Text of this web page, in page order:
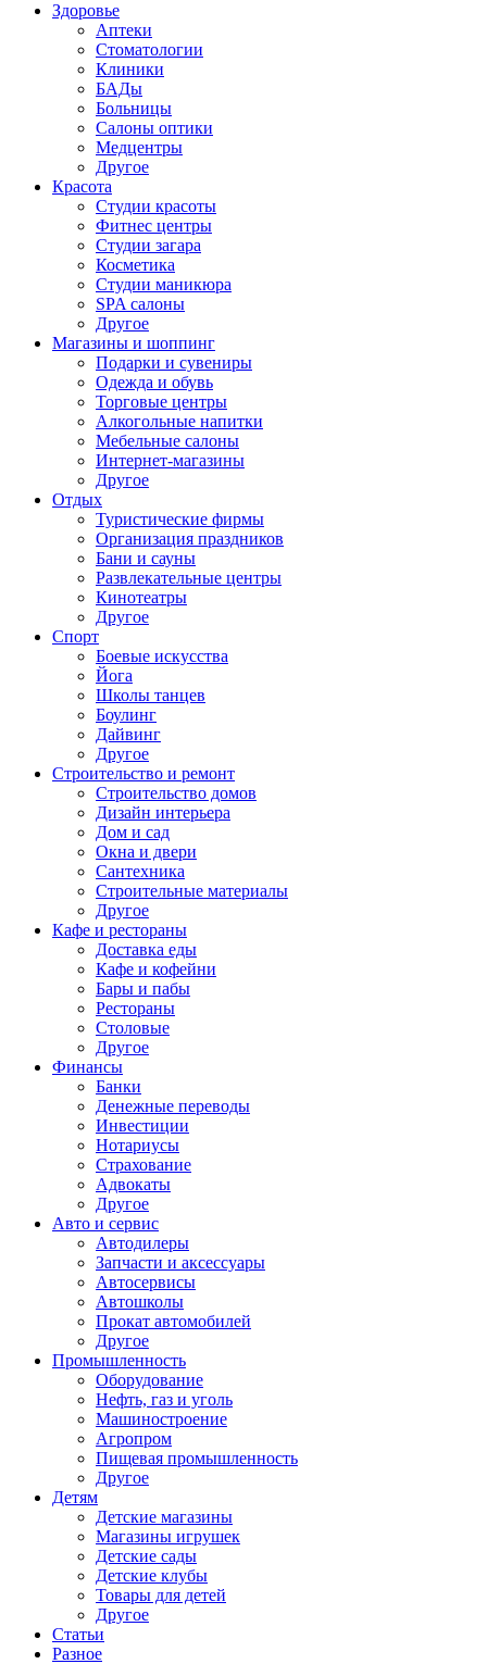
Здоровье
Аптеки
Стоматологии
Клиники
БАДы
Больницы
Салоны оптики
Медцентры
Другое
Красота
Студии красоты
Фитнес центры
Студии загара
Косметика
Студии маникюра
SPA салоны
Другое
Магазины и шоппинг
Подарки и сувениры
Одежда и обувь
Торговые центры
Алкогольные напитки
Мебельные салоны
Интернет-магазины
Другое
Отдых
Туристические фирмы
Организация праздников
Бани и сауны
Развлекательные центры
Кинотеатры
Другое
Спорт
Боевые искусства
Йога
Школы танцев
Боулинг
Дайвинг
Другое
Строительство и ремонт
Строительство домов
Дизайн интерьера
Дом и сад
Окна и двери
Сантехника
Строительные материалы
Другое
Кафе и рестораны
Доставка еды
Кафе и кофейни
Бары и пабы
Рестораны
Столовые
Другое
Финансы
Банки
Денежные переводы
Инвестиции
Нотариусы
Страхование
Адвокаты
Другое
Авто и сервис
Автодилеры
Запчасти и аксессуары
Автосервисы
Автошколы
Прокат автомобилей
Другое
Промышленность
Оборудование
Нефть, газ и уголь
Машиностроение
Агропром
Пищевая промышленность
Другое
Детям
Детские магазины
Магазины игрушек
Детские сады
Детские клубы
Товары для детей
Другое
Статьи
Разное